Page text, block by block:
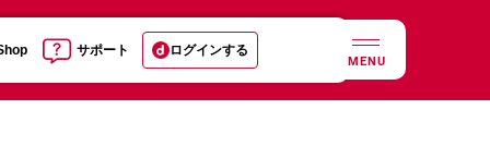
サポート ログインする
MENU